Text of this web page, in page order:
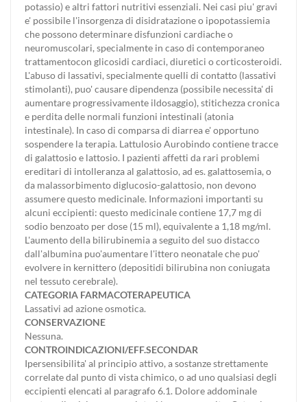
potassio) e altri fattori nutritivi essenziali. Nei casi piu' gravi
e' possibile l'insorgenza di disidratazione o ipopotassiemia
che possono determinare disfunzioni cardiache o
neuromuscolari, specialmente in caso di contemporaneo
trattamentocon glicosidi cardiaci, diuretici o corticosteroidi.
L'abuso di lassativi, specialmente quelli di contatto (lassativi
stimolanti), puo' causare dipendenza (possibile necessita' di
aumentare progressivamente ildosaggio), stitichezza cronica
e perdita delle normali funzioni intestinali (atonia
intestinale). In caso di comparsa di diarrea e' opportuno
sospendere la terapia. Lattulosio Aurobindo contiene tracce
di galattosio e lattosio. I pazienti affetti da rari problemi
ereditari di intolleranza al galattosio, ad es. galattosemia, o
da malassorbimento diglucosio-galattosio, non devono
assumere questo medicinale. Informazioni importanti su
alcuni eccipienti: questo medicinale contiene 17,7 mg di
sodio benzoato per dose (15 ml), equivalente a 1,18 mg/ml.
L'aumento della bilirubinemia a seguito del suo distacco
dall'albumina puo'aumentare l'ittero neonatale che puo'
evolvere in kernittero (depositidi bilirubina non coniugata
nel tessuto cerebrale).
CATEGORIA FARMACOTERAPEUTICA
Lassativi ad azione osmotica.
CONSERVAZIONE
Nessuna.
CONTROINDICAZIONI/EFF.SECONDAR
Ipersensibilita' al principio attivo, a sostanze strettamente
correlate dal punto di vista chimico, o ad uno qualsiasi degli
eccipienti elencati al paragrafo 6.1. Dolore addominale